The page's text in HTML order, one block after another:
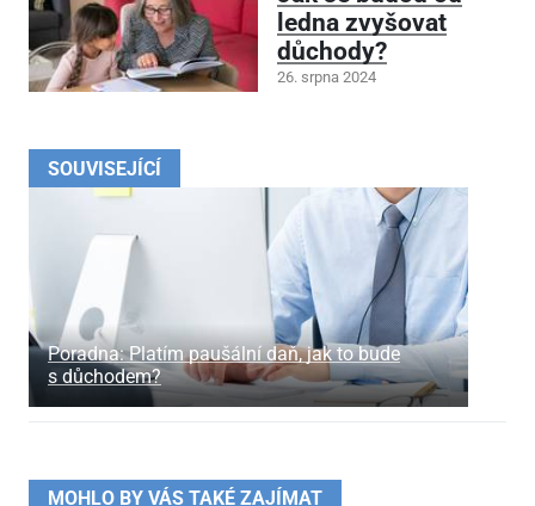
SOUVISEJÍCÍ
Poradna: Platím paušální daň, jak to bude
s důchodem?
ledna zvyšovat
důchody?
26. srpna 2024
MOHLO BY VÁS TAKÉ ZAJÍMAT